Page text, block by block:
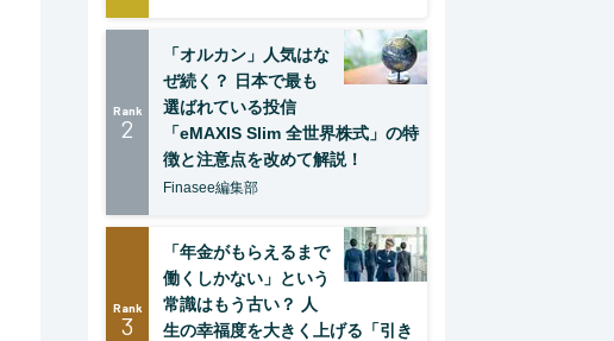
Rank
2
「オルカン」人気はな
ぜ続く？ 日本で最も
選ばれている投信
「eMAXIS Slim 全世界株式」の特
徴と注意点を改めて解説！
Finasee編集部
Rank
3
「年金がもらえるまで
働くしかない」という
常識はもう古い？ 人
生の幸福度を大きく上げる「引き